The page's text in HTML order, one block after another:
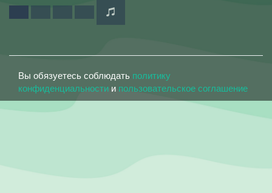
Вы обязуетесь соблюдать политику
конфиденциальности и пользовательское соглашение